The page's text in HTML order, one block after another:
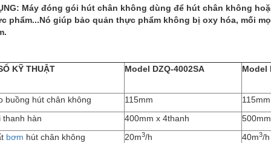
Máy đóng gói hút chân không dùng để hút chân không
phẩm...Nó giúp bảo quản thực phẩm không bị oxy hóa, mối
KỸ THUẬT Model DZQ-4002SA Model
buồng hút chân không 115mm
115mm
thanh hàn
400mm x 4thanh
bơm hút chân không 20m3/h 40m3/h